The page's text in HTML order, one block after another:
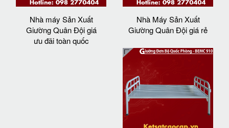
Nhà máy Sản Xuất
Giường Quân Đội giá
ưu đãi toàn quốc
Nhà Máy Sản Xuất
Giường Quân Đội giá rẻ